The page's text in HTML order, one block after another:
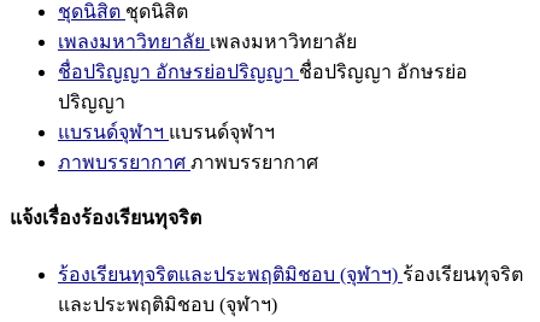
ชุดนิสิต ชุดนิสิต
เพลงมหาวิทยาลัย เพลงมหาวิทยาลัย
ชื่อปริญญา อักษรย่อปริญญา ชื่อปริญญา อักษรย่อ
ปริญญา
แบรนด์จุฬาฯ แบรนด์จุฬาฯ
ภาพบรรยากาศ ภาพบรรยากาศ
แจ้งเรื่องร้องเรียนทุจริต
ร้องเรียนทุจริตและประพฤติมิชอบ (จุฬาฯ) ร้องเรียนทุจริต
และประพฤติมิชอบ (จุฬาฯ)